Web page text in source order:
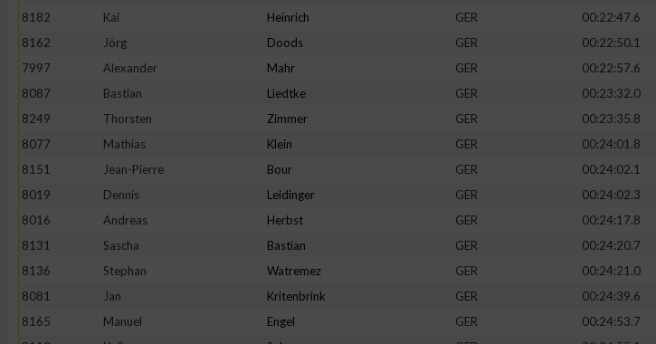
8182
Kai Heinrich GER
00:22:47.6
8162
Jörg Doods GER 00:22:50.1
7997
Alexander Mahr GER
00:22:57.6
8087
Bastian Liedtke GER
00:23:32.0
8249
Thorsten Zimmer GER
00:23:35.8
8077
Mathias Klein GER
00:24:01.8
8151
Jean-Pierre Bour GER 00:24:02.1
8019
Dennis Leidinger GER
00:24:02.3
8016
Andreas Herbst GER
00:24:17.8
8131
Sascha Bastian GER
00:24:20.7
8136
Stephan Watremez GER
00:24:21.0
8081
Jan Kritenbrink GER 00:24:39.6
8165
Manuel Engel GER
00:24:53.7